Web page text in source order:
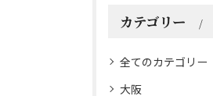
カテゴリー
全てのカテゴリー
大阪